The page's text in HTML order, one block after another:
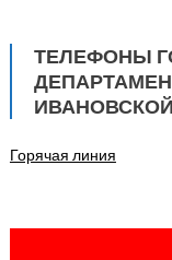
ТЕЛЕФОНЫ
Горячая линия